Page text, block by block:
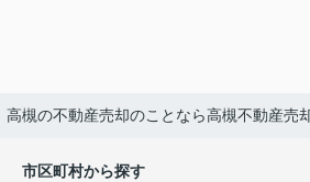
高槻の不動産売却のことなら高槻不動産売
市区町村から探す